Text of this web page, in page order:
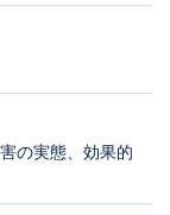
の実態、効果的